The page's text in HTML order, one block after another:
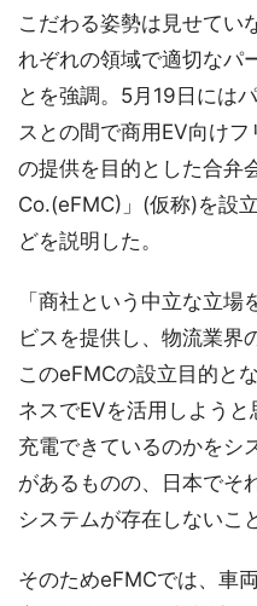
こだわる姿勢は見せてい
れぞれの領域で適切なパ
とを強調。5月19日には
スとの間で商用EV向け
の提供を目的とした合
Co.(eFMC)」(仮称)を設
どを説明した。
「商社という中立な立
ビスを提供し、物流業界
このeFMCの設立目的と
ネスでEVを活用しよう
充電できているのかをシ
があるものの、日本でそ
システムが存在しないこ
そのためeFMCでは、車